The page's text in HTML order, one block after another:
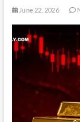
June 22, 2026